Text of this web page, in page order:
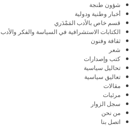
شؤون طنجة
أخبار وطنية ودولية
قسم خاص بالأدب المَمْدَري
الكتابات الاستشرافية في السياسة والفكر والأدب
ثقافة وفنون
شعر
كتب وإصدارات
تحاليل سياسية
تعاليق سياسية
مقالات
مرئيات
سجل الزوار
من نحن
اتصل بنا